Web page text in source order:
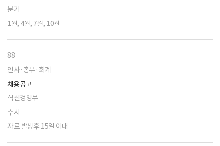
분기
1월, 4월, 7월, 10월
88
인사·총무·회계
채용공고
혁신경영부
수시
자료 발생후 15일 이내